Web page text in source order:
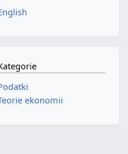
ekonomii